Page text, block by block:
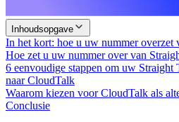
Inhoudsopgave
In het kort: hoe u uw nummer overzet
Hoe zet u uw nummer over van
6 eenvoudige stappen om uw Straight
naar CloudTalk
Waarom kiezen voor CloudTalk als
Conclusie